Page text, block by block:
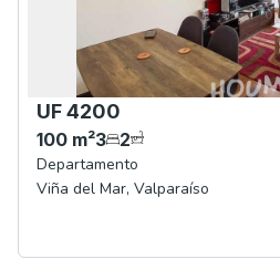
UF 4200
100 m²3 2
Departamento
Viña del Mar, Valparaíso